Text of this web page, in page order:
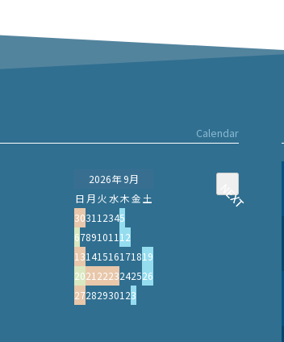
Calendar
NEXT
2026年 9月
NEXT
日 月 火 水木 金 土
3031 1 2345
67891011 12
13141516171819
2021 2223242526
272829301 23